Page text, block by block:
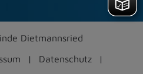
Dietmannsried
Datenschutz